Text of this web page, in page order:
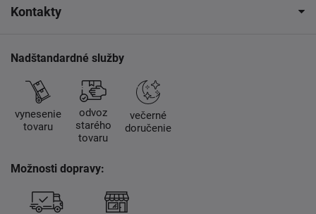
Kontakty
Nadštandardné služby
vynesenie
tovaru
odvoz
starého
tovaru
večerné
doručenie
Možnosti dopravy: